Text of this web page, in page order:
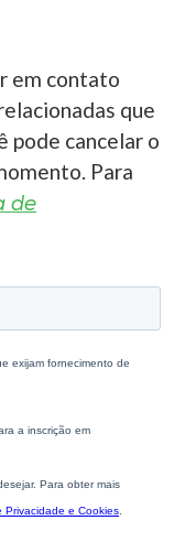
em contato
que
pode cancelar o
Para
de